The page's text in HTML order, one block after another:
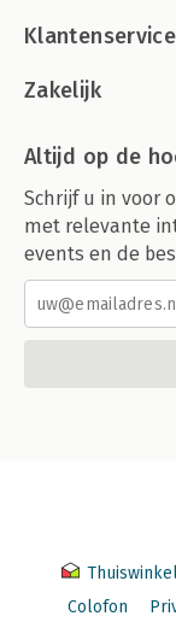
Klantenservice
Zakelijk
Altijd op de
Schrijf u in voor
met relevante
events en de
Colofon